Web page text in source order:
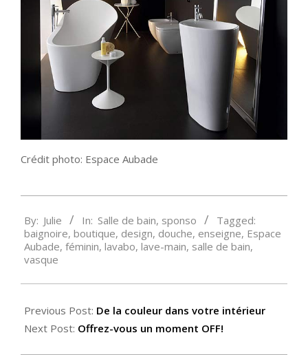
Crédit photo: Espace Aubade
01-
14
By: Julie In: Salle de bain, sponso
Tagged:
baignoire, boutique, design, douche, enseigne, Espace
Aubade, féminin, lavabo, lave-main, salle de bain,
vasque
Previous Post: De la couleur dans votre intérieur
Next Post: Offrez-vous un moment OFF!